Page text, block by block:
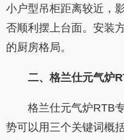
小户型吊柜距离较近，
否顺利摆上台面。安装
的厨房格局。
二、格兰仕元气炉
格兰仕元气炉RTB
势可以用三个关键词概